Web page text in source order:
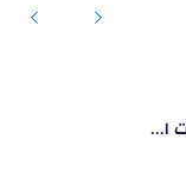
ا...